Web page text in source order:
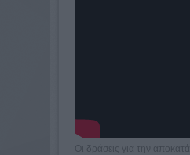
Οι δράσεις για την